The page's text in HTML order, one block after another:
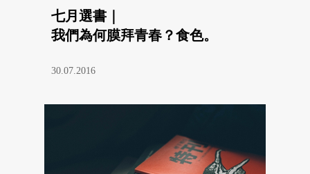
七月選書｜
我們為何膜拜青春？食色。
30.07.2016